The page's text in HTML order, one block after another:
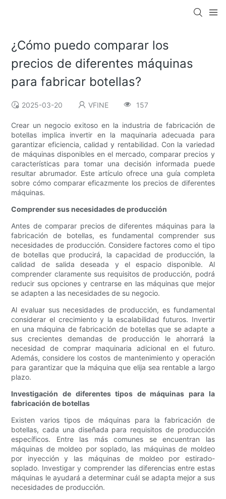
¿Cómo puedo comparar los
precios de diferentes máquinas
para fabricar botellas?
2025-03-20 VFINE 157
Crear un negocio exitoso en la industria de fabricación de
botellas implica invertir en la maquinaria adecuada para
garantizar eficiencia, calidad y rentabilidad. Con la variedad
de máquinas disponibles en el mercado, comparar precios y
características para tomar una decisión informada puede
resultar abrumador. Este artículo ofrece una guía completa
sobre cómo comparar eficazmente los precios de diferentes
máquinas.
Comprender sus necesidades de producción
Antes de comparar precios de diferentes máquinas para la
fabricación de botellas, es fundamental comprender sus
necesidades de producción. Considere factores como el tipo
de botellas que producirá, la capacidad de producción, la
calidad de salida deseada y el espacio disponible. Al
comprender claramente sus requisitos de producción, podrá
reducir sus opciones y centrarse en las máquinas que mejor
se adapten a las necesidades de su negocio.
Al evaluar sus necesidades de producción, es fundamental
considerar el crecimiento y la escalabilidad futuros. Invertir
en una máquina de fabricación de botellas que se adapte a
sus crecientes demandas de producción le ahorrará la
necesidad de comprar maquinaria adicional en el futuro.
Además, considere los costos de mantenimiento y operación
para garantizar que la máquina que elija sea rentable a largo
plazo.
Investigación de diferentes tipos de máquinas para la
fabricación de botellas
Existen varios tipos de máquinas para la fabricación de
botellas, cada una diseñada para requisitos de producción
específicos. Entre las más comunes se encuentran las
máquinas de moldeo por soplado, las máquinas de moldeo
por inyección y las máquinas de moldeo por estirado-
soplado. Investigar y comprender las diferencias entre estas
máquinas le ayudará a determinar cuál se adapta mejor a sus
necesidades de producción.